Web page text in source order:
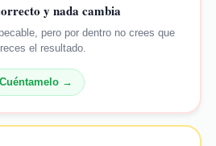
y nada cambia
pero por dentro no crees que
el resultado.
Cuéntamelo →